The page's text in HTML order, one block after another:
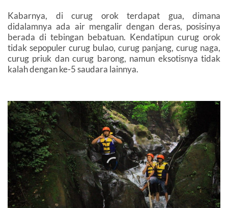
Kabarnya, di curug orok terdapat gua, dimana
didalamnya ada air mengalir dengan deras, posisinya
berada di tebingan bebatuan. Kendatipun curug orok
tidak sepopuler curug bulao, curug panjang, curug naga,
curug priuk dan curug barong, namun eksotisnya tidak
kalah dengan ke-5 saudara lainnya.